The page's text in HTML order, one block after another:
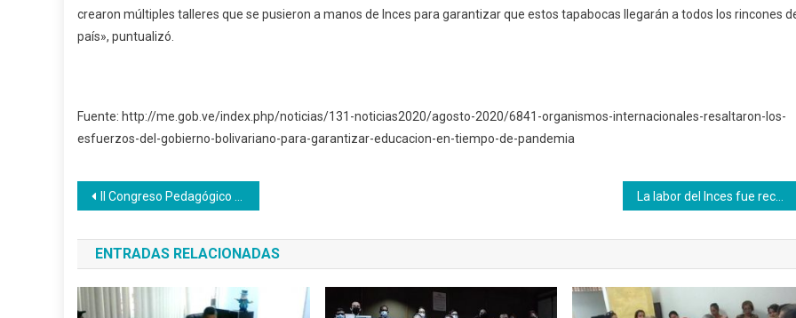
crearon múltiples talleres que se pusieron a manos de Inces para garantizar que estos tapabocas llegarán a todos los rincones
país», puntualizó.
Fuente: http://me.gob.ve/index.php/noticias/131-noticias2020/agosto-2020/6841-organismos-internacionales-resaltaron-los-
esfuerzos-del-gobierno-bolivariano-para-garantizar-educacion-en-tiempo-de-pandemia
Navegación
de
entradas
II Congreso Pedagógico del Inces debate contexto regional-mundial de la formación técnica profesional
ENTRADAS RELACIONADAS